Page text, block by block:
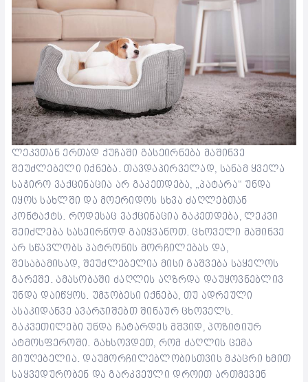
ლეკვთან ერთად ქუჩაში გასეირნება მაშინვე
შეუძლებელი იქნება. თავდაპირველად, სანამ ყველა
საჭირო ვაქცინაცია არ გაკეთდება, „პატარა“ უნდა
იყოს სახლში და მოერიდოს სხვა ძაღლებთან
კონტაქტს. როდესაც ვაქცინაცია გაკეთდება, ლეკვი
შეიძლება სასეირნოდ გაიყვანოთ. ცხოველი მაშინვე
არ სწავლობს პატრონის მორჩილებას და,
შესაბამისად, შეუძლებელია მისი გაშვება საყელოს
გარეშე. ამასობაში ძაღლის აღზრდა დაუყოვნებლივ
უნდა დაიწყოს. უმჯობესი იქნება, თუ ადრეული
ასაკიდანვე ავარჯიშებთ შინაურ ცხოველს.
გაკვეთილები უნდა ჩატარდეს მშვიდ, პოზიტიურ
ატმოსფეროში. გახსოვდეთ, რომ ძაღლის ცემა
მიუღებელია. დაუმორჩილებლობისთვის მკაცრი ხმით
საყვედურობენ და გარკვეული დროით ართმევენ